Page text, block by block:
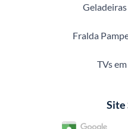
Fralda
TVs
Site